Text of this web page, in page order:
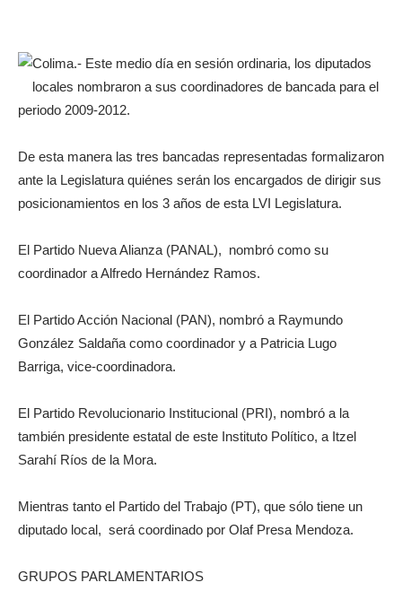
Colima.- Este medio día en sesión ordinaria, los diputados
locales nombraron a sus coordinadores de bancada para el
periodo 2009-2012.
De esta manera las tres bancadas representadas formalizaron
ante la Legislatura quiénes serán los encargados de dirigir sus
posicionamientos en los 3 años de esta LVI Legislatura.
El Partido Nueva Alianza (PANAL), nombró como su
coordinador a Alfredo Hernández Ramos.
El Partido Acción Nacional (PAN), nombró a Raymundo
González Saldaña como coordinador y a Patricia Lugo
Barriga, vice-coordinadora.
El Partido Revolucionario Institucional (PRI), nombró a la
también presidente estatal de este Instituto Político, a Itzel
Sarahí Ríos de la Mora.
Mientras tanto el Partido del Trabajo (PT), que sólo tiene un
diputado local, será coordinado por Olaf Presa Mendoza.
GRUPOS PARLAMENTARIOS